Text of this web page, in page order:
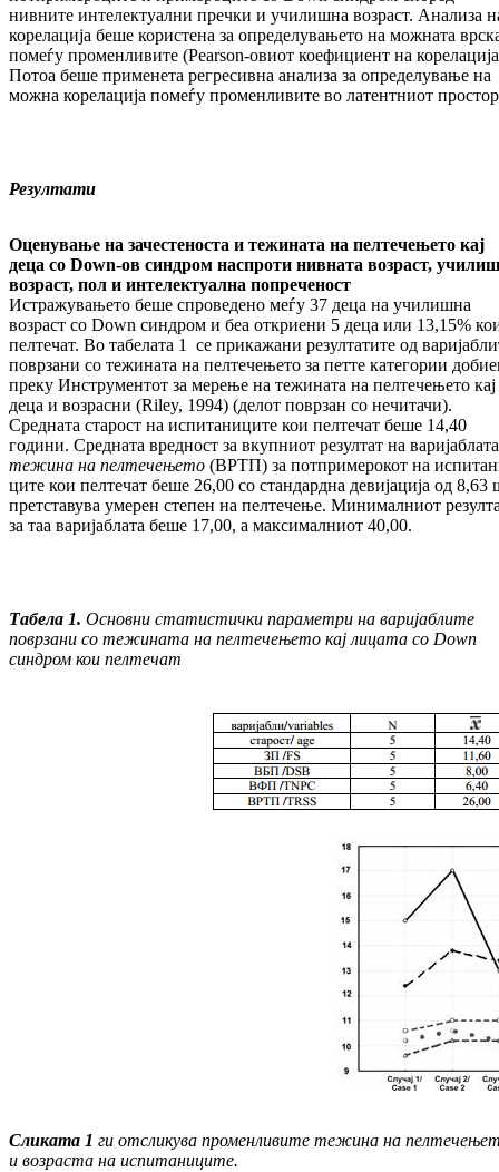
нивните ин­те­лек­туални пречки и училишна возраст. Анализа
корелација беше користена за оп­ре­де­лу­ва­ње­то на можната
помеѓу променливите (Pearson-овиот коефициент на
По­тоа беше применета регресивна анализа за оп­ре­делување на
можна корелација помеѓу про­мен­лив­ите во латентниот
Резултати
Оценување на зачестеноста и тежината на пелтечењето кај
деца со Down-ов синдром наспроти нивната возраст,
возраст, пол и интелектуална попреченост
Ис­тражувањето беше спроведено меѓу 37 де­ца на училишна
возраст со Down синдром и беа откриени 5 деца или 13,15%
пелтечат. Во табелата 1 се прикажани резултатите од
поврзани со тежината на пел­те­че­њето за петте категории
преку Ин­струментот за мерење на тежината на пел­те­че­њето кај
деца и возрасни (Riley, 1994) (де­лот по­врзан со нечитачи).
Средната ста­рост на ис­пи­та­ниците кои пелтечат беше 14,40
години. Сред­ната вредност за вкупниот ре­зултат на варијаблата
тежина на пел­те­че­ње­то (ВРТП) за потпримерокот на
ците кои пел­течат беше 26,00 со стан­дард­на де­ви­ја­ци­ја од 8,63
претставува умерен сте­пен на пел­течење. Минималниот
за таа ва­ри­јаб­ла­та беше 17,00, а мак­си­мал­ни­от 40,00.
Tабела 1. Основни статистички параметри на ва­ријаблите
поврзани со тежината на пел­те­че­њето кај лицата со Down
синдром кои пе­л­течат
Сликата 1 ги отсликува променливите тежина на
и возраста на испитаниците.